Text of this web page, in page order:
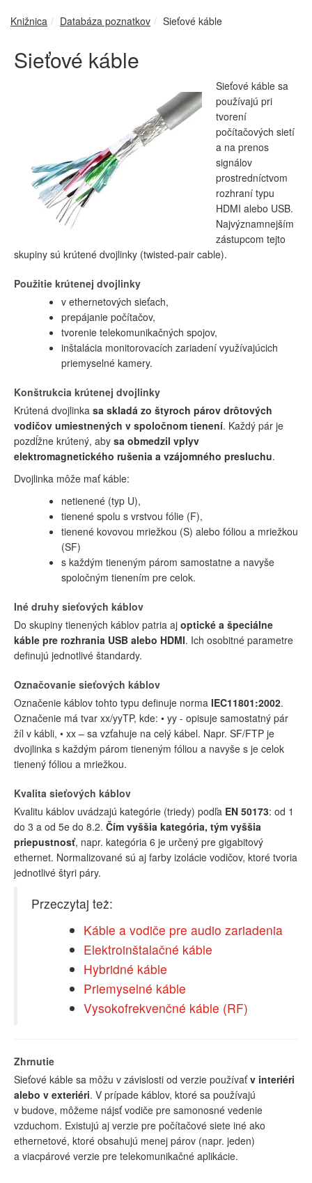
Knižnica Databáza poznatkov Sieťové káble
Sieťové káble
Sieťové káble sa
používajú pri
tvorení
počítačových sietí
a na prenos
signálov
prostredníctvom
rozhraní typu
HDMI alebo USB.
Najvýznamnejším
zástupcom tejto
skupiny sú krútené dvojlinky (twisted-pair cable).
Použitie krútenej dvojlinky
v ethernetových sieťach,
prepájanie počítačov,
tvorenie telekomunikačných spojov,
inštalácia monitorovacích zariadení využívajúcich
priemyselné kamery.
Konštrukcia krútenej dvojlinky
Krútená dvojlinka sa skladá zo štyroch párov drôtových
vodičov umiestnených v spoločnom tienení. Každý pár je
pozdĺžne krútený, aby sa obmedzil vplyv
elektromagnetického rušenia a vzájomného presluchu.
Dvojlinka môže mať káble:
netienené (typ U),
tienené spolu s vrstvou fólie (F),
tienené kovovou mriežkou (S) alebo fóliou a mriežkou
(SF)
s každým tieneným párom samostatne a navyše
spoločným tienením pre celok.
Iné druhy sieťových káblov
Do skupiny tienených káblov patria aj optické a špeciálne
káble pre rozhrania USB alebo HDMI. Ich osobitné parametre
definujú jednotlivé štandardy.
Označovanie sieťových káblov
Označenie káblov tohto typu definuje norma IEC11801:2002.
Označenie má tvar xx/yyTP, kde: • yy - opisuje samostatný pár
žíl v kábli, • xx – sa vzťahuje na celý kábel. Napr. SF/FTP je
dvojlinka s každým párom tieneným fóliou a navyše s je celok
tienený fóliou a mriežkou.
Kvalita sieťových káblov
Kvalitu káblov uvádzajú kategórie (triedy) podľa EN 50173: od 1
do 3 a od 5e do 8.2. Čím vyššia kategória, tým vyššia
priepustnosť, napr. kategória 6 je určený pre gigabitový
ethernet. Normalizované sú aj farby izolácie vodičov, ktoré tvoria
jednotlivé štyri páry.
Przeczytaj też:
Káble a vodiče pre audio zariadenia
Elektroinštalačné káble
Hybridné káble
Priemyselné káble
Vysokofrekvenčné káble (RF)
Zhrnutie
Sieťové káble sa môžu v závislosti od verzie používaťv interiéri
alebo v exteriéri. V prípade káblov, ktoré sa používajú
v budove, môžeme nájsť vodiče pre samonosné vedenie
vzduchom. Existujú aj verzie pre počítačové siete iné ako
ethernetové, ktoré obsahujú menej párov (napr. jeden)
a viacpárové verzie pre telekomunikačné aplikácie.